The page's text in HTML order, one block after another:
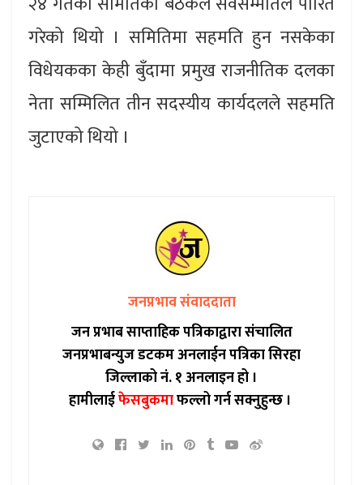
गरेको थियो । समितिमा सहमति हुन नसकेका
विधेयकका केही बुँदामा प्रमुख राजनीतिक दलका
नेता सम्मिलित तीन सदस्यीय कार्यदलले सहमति
जुटाएको थियो ।
जनप्रभाव संवाददाता
जन प्रभाब साप्ताहिक पत्रिकाद्वारा संचालित
जनप्रभाबन्युज डटकम अनलाईन पत्रिका सिरहा
जिल्लाको नं. १ अनलाइन हो ।
हामीलाईफेसबुकमाफल्लो गर्न सक्नुहुन्छ ।